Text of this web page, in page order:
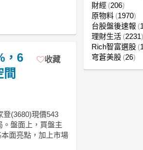
，6
間
收藏
登(3680)現價543
。盤面上，買盤主
面亮點，加上市場
財經 206
原物料 1970
台股盤後速報
理財生活 2231
Rich智富選股
穹蒼美股 26